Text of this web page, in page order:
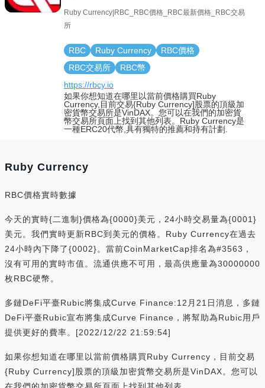
Ruby Currency|RBC_RBC價格_RBC最新價格_RBC交易
所
RBC Ruby Currency
RBC價格
RBC交易所
RBC幣
https://rbcy.io
如果你想知道在哪里以當前價格購買Ruby
Currency,目前交易{Ruby Currency]股票的頂級加
密貨幣交易所是VinDAX。您可以在我們的加密貨
幣交易所頁面上找到其他列表。Ruby Currency是
一種ERC20代幣,具有獨特的推薦和持有計劃.
Ruby Currency
RBC價格實時數據
今天的實時{二進制}價格為{0000}美元，24小時交易量為{0001}
美元。我們實時更新RBC到美元的價格。Ruby Currency在過去
24小時內下降了{0002}。當前CoinMarketCap排名為#3563，
沒有可用的實時市值。流通供應不可用，最高供應量為30000000
枚RBC硬幣。
多鏈DeFi平臺Rubic將集成Curve Finance:12月21日消息，多鏈
DeFi平臺Rubic宣布將集成Curve Finance，將幫助為Rubic用戶
提供更好的費率。[2022/12/22 21:59:54]
如果你想知道在哪里以當前價格購買Ruby Currency，目前交易
{Ruby Currency]股票的頂級加密貨幣交易所是VinDAX。您可以